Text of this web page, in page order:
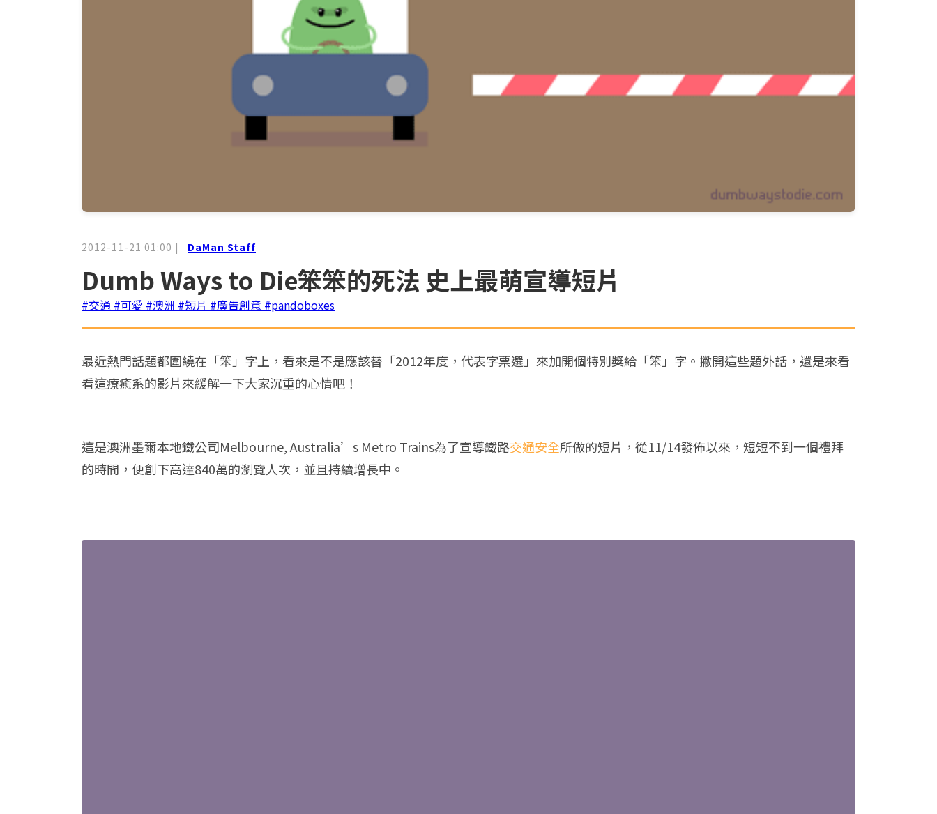
2012-11-21 01:00 | DaMan Staff
Dumb Ways to Die笨笨的死法 史上最萌宣導短片
#交通 #可愛 #澳洲 #短片 #廣告創意 #pandoboxes
最近熱門話題都圍繞在「笨」字上，看來是不是應該替「2012年度，代表字票選」來加開個特別獎給「笨」字。撇開這些題外話，還是來看
看這療癒系的影片來緩解一下大家沉重的心情吧！
這是澳洲墨爾本地鐵公司Melbourne, Australia’s Metro Trains為了宣導鐵路交通安全所做的短片，從11/14發佈以來，短短不到一個禮拜
的時間，便創下高達840萬的瀏覽人次，並且持續增長中。